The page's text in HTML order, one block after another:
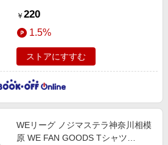
￥ 220
1.5%
ストアにすすむ
WEリーグ ノジマステラ神奈川相模
原 WE FAN GOODS Tシャツ